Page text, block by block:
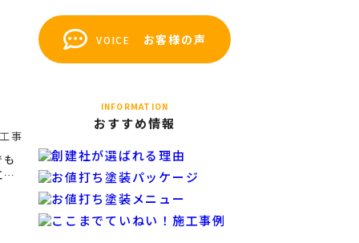
事
VOICE お客様の声
INFORMATION
おすすめ情報